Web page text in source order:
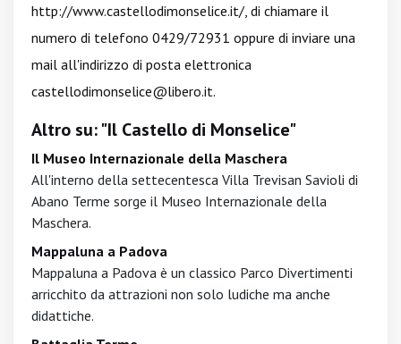
http://www.castellodimonselice.it/, di chiamare il
numero di telefono 0429/72931 oppure di inviare una
mail all'indirizzo di posta elettronica
castellodimonselice@libero.it.
Altro su: "Il Castello di Monselice"
Il Museo Internazionale della Maschera
All'interno della settecentesca Villa Trevisan Savioli di
Abano Terme sorge il Museo Internazionale della
Maschera.
Mappaluna a Padova
Mappaluna a Padova è un classico Parco Divertimenti
arricchito da attrazioni non solo ludiche ma anche
didattiche.